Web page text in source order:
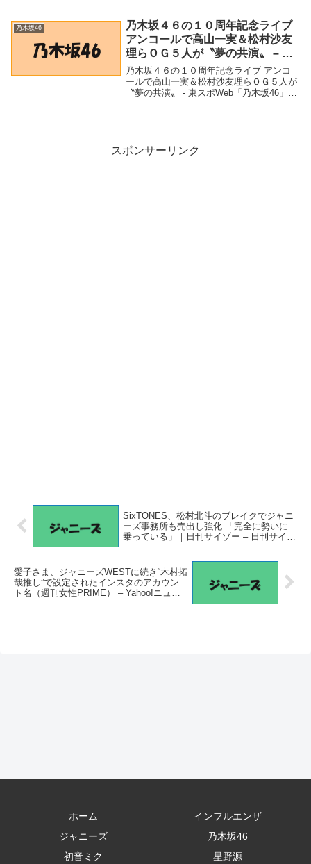
木坂46 久保史緒里「...
乃木坂46
乃木坂４６の１０周年記念ライブ
アンコールで高山一実＆松村沙友
理らＯＧ５人が〝夢の共演〟 – 東
スポWeb
乃木坂４６の１０周年記念ライブ アンコ
ールで高山一実＆松村沙友理らＯＧ５人が
〝夢の共演〟 - 東スポWeb「乃木坂46」関
スポンサーリンク
SixTONES、松村北斗のブレイクでジャニ
ーズ事務所も売出し強化 「完全に勢いに
乗っている」｜日刊サイゾー – 日刊サイゾ
愛子さま、ジャニーズWESTに続き“木村拓
哉推し”で設定されたインスタのアカウン
ト名（週刊女性PRIME） – Yahoo!ニュー
ホーム
インフルエンザ
ジャニーズ
乃木坂46
初音ミク
星野源